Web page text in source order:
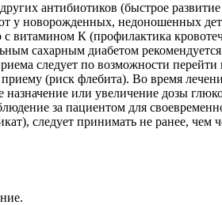
антибиотиков (быстрое
у новорожденных, недоношенных
витамином К (профилактика
сахарным диабетом
следует по возможности
(риск флебита). Во время
или увеличение дозы
за пациентом для
следует принимать не ранее, чем